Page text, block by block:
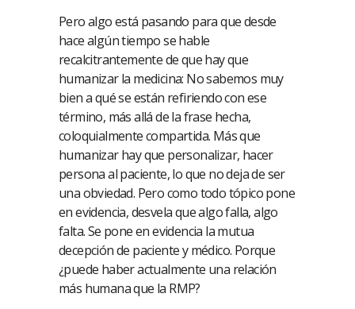
Pero algo está pasando para que desde
hace algún tiempo se hable
recalcitrantemente de que hay que
humanizar la medicina: No sabemos muy
bien a qué se están refiriendo con ese
término, más allá de la frase hecha,
coloquialmente compartida. Más que
humanizar hay que personalizar, hacer
persona al paciente, lo que no deja de ser
una obviedad. Pero como todo tópico pone
en evidencia, desvela que algo falla, algo
falta. Se pone en evidencia la mutua
decepción de paciente y médico. Porque
¿puede haber actualmente una relación
más humana que la RMP?